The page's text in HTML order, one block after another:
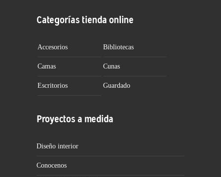
Categorías tienda online
Accesorios Bibliotecas
Camas Cunas
Escritorios Guardado
Proyectos a medida
Diseño interior
Conocenos